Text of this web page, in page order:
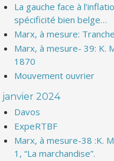
La gauche face à
spécificité bien belge…
Marx, à mesure:
Marx, à mesure- 39: K.
1870
Mouvement ouvrier
janvier 2024
Davos
ExpeRTBF
Marx, à mesure-38 :K.
1, “La marchandise”.